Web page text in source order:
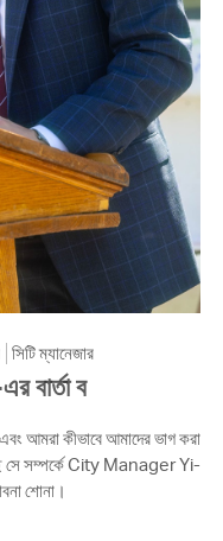
সিটি ম্যানেজার
ব
আমরা কীভাবে আমাদের ভাগ করা
সে সম্পর্কে City Manager Yi-
শোনা।